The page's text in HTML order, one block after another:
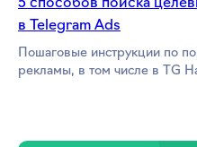
в Telegram Ads
Пошаговые инструкции по
рекламы, в том числе в TG